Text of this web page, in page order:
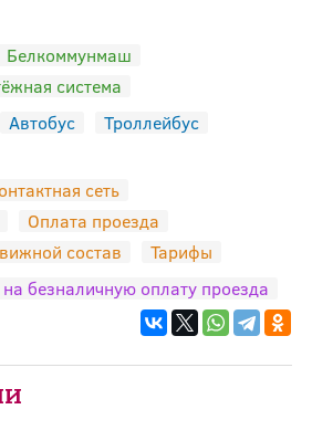
Белкоммунмаш
система
Автобус
Троллейбус
сеть
Оплата проезда
состав
Тарифы
безналичную оплату проезда